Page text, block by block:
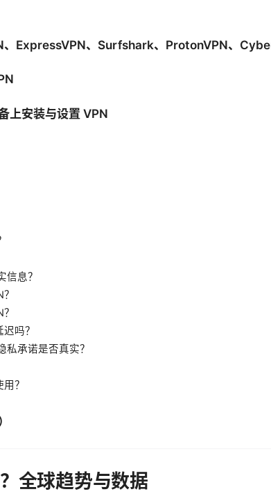
、ExpressVPN、Surfshark、ProtonVPN、
上安装与设置 VPN
信息？
吗？
私承诺是否真实？
？
全球趋势与数据